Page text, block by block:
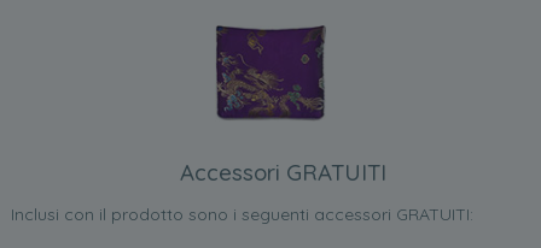
Accessori GRATUITI
Inclusi con il prodotto sono i seguenti accessori GRATUITI: